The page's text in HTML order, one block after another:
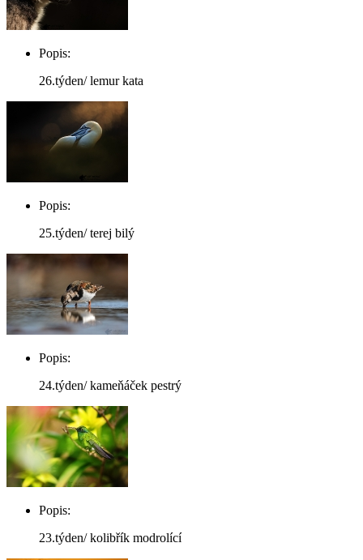
Popis:
26.týden/ lemur kata
Popis:
25.týden/ terej bilý
Popis:
24.týden/ kameňáček pestrý
Popis:
23.týden/ kolibřík modrolící